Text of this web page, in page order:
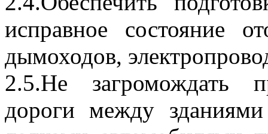
исправное состояние
дымоходов,
2.5.Не загромождать
дороги между